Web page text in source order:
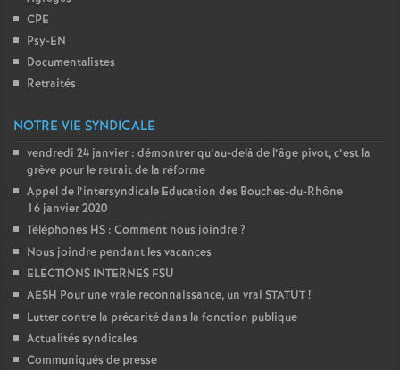
CPE
Psy-EN
Documentalistes
Retraités
NOTRE VIE SYNDICALE
vendredi 24 janvier : démontrer qu’au-delà de l’âge pivot, c’est la
grève pour le retrait de la réforme
Appel de l’intersyndicale Education des Bouches-du-Rhône
16 janvier 2020
Téléphones HS : Comment nous joindre?
Nous joindre pendant les vacances
ELECTIONS INTERNES FSU
AESH Pour une vraie reconnaissance, un vrai STATUT!
Lutter contre la précarité dans la fonction publique
Actualités syndicales
Communiqués de presse